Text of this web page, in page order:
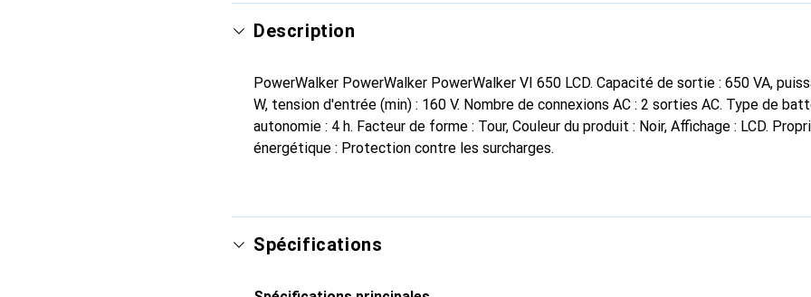
Description
PowerWalker PowerWalker PowerWalker VI 650 LCD. Capacité de sortie : 650 VA,
W, tension d'entrée (min) : 160 V. Nombre de connexions AC : 2 sorties AC. Type de
autonomie : 4 h. Facteur de forme : Tour, Couleur du produit : Noir, Affichage : LCD.
énergétique : Protection contre les surcharges.
Spécifications